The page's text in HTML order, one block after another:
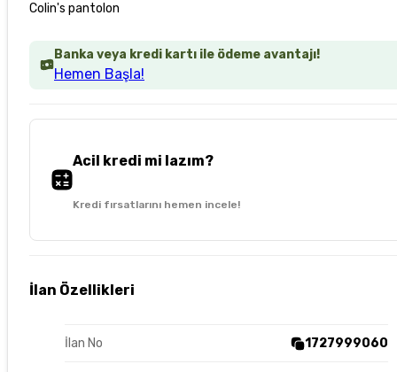
Colin's pantolon
Banka veya kredi kartı ile ödeme avantajı!
Hemen Başla!
Acil kredi mi lazım?
Kredi fırsatlarını hemen incele!
İlan Özellikleri
İlan No 1727999060